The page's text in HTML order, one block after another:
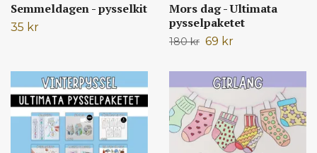
Semmeldagen - pysselkit
35 kr
Mors dag - Ultimata
pysselpaketet
180 kr 69 kr